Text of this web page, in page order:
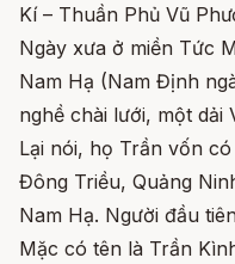
Kí – Thuần Phủ Vũ
Ngày xưa ở miền Tức
Nam Hạ (Nam Định
nghề chài lưới, một dải
Lại nói, họ Trần vốn
Đông Triều, Quảng
Nam Hạ. Người đầu
Mặc có tên là Trần